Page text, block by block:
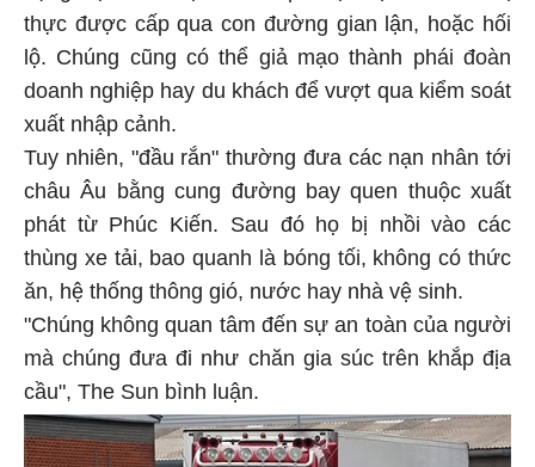
thực được cấp qua con đường gian lận, hoặc hối
lộ. Chúng cũng có thể giả mạo thành phái đoàn
doanh nghiệp hay du khách để vượt qua kiểm soát
xuất nhập cảnh.
Tuy nhiên, "đầu rắn" thường đưa các nạn nhân tới
châu Âu bằng cung đường bay quen thuộc xuất
phát từ Phúc Kiến. Sau đó họ bị nhồi vào các
thùng xe tải, bao quanh là bóng tối, không có thức
ăn, hệ thống thông gió, nước hay nhà vệ sinh.
"Chúng không quan tâm đến sự an toàn của người
mà chúng đưa đi như chăn gia súc trên khắp địa
cầu", The Sun bình luận.